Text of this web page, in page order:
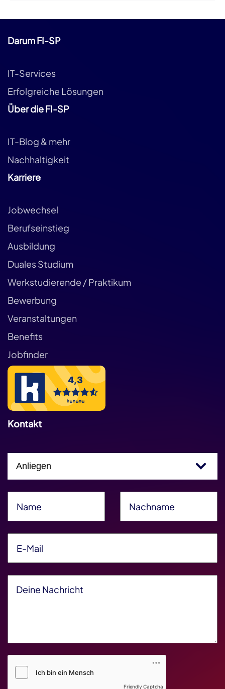
Darum FI-SP
IT-Services
Erfolgreiche Lösungen
Über die FI-SP
IT-Blog & mehr
Nachhaltigkeit
Karriere
Jobwechsel
Berufseinstieg
Ausbildung
Duales Studium
Werkstudierende / Praktikum
Bewerbung
Veranstaltungen
Benefits
Jobfinder
Kontakt
Friendly Captcha